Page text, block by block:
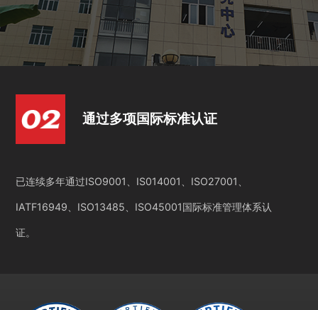
通过多项国际标准认证
已连续多年通过ISO9001、IS014001、ISO27001、
IATF16949、ISO13485、ISO45001国际标准管理体系认
证。